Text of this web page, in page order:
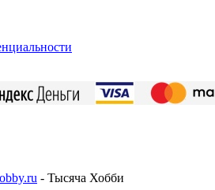
- Тысяча Хобби